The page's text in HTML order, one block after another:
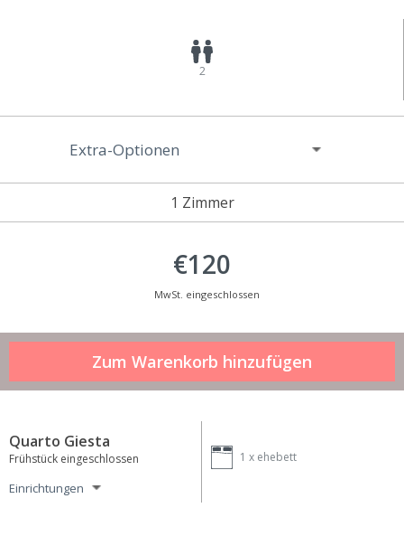
2
1 Zimmer
Extra-Optionen
€120
MwSt. eingeschlossen
Quarto Giesta
Frühstück eingeschlossen
Einrichtungen
1 x ehebett